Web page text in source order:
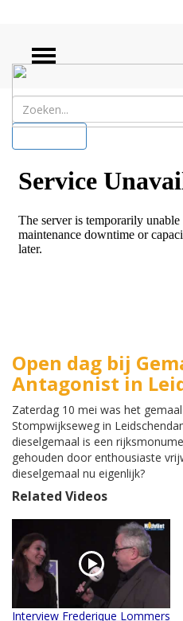
Open dag bij
Antagonist in
Zaterdag 10 mei was het
Stompwijkseweg in
dieselgemaal is een
gehouden door enthousiaste
dieselgemaal nu eigenlijk?
Related Videos
Interview Frederique Lommers